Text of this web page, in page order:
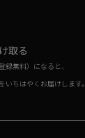
取る
録無料）になると、
ちはやくお届けします。